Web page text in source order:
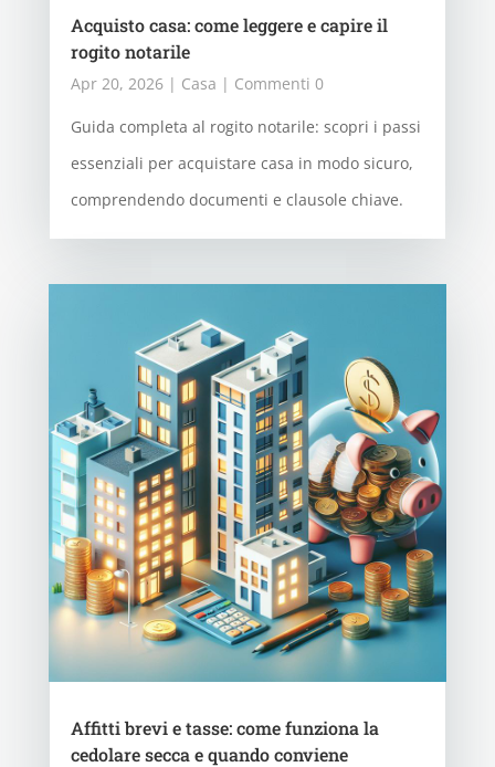
Acquisto casa: come leggere e capire il
rogito notarile
Apr 20, 2026| Casa | Commenti 0
Guida completa al rogito notarile: scopri i passi
essenziali per acquistare casa in modo sicuro,
comprendendo documenti e clausole chiave.
Affitti brevi e tasse: come funziona la
cedolare secca e quando conviene